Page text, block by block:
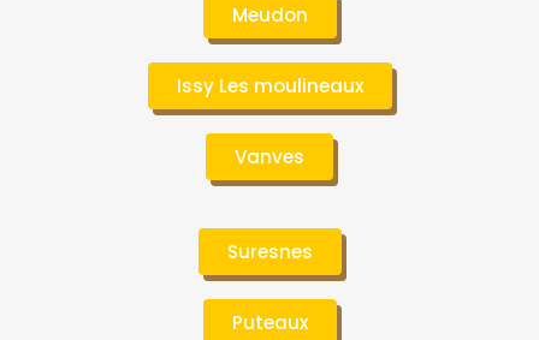
Meudon
Issy Les moulineaux
Vanves
Suresnes
Puteaux